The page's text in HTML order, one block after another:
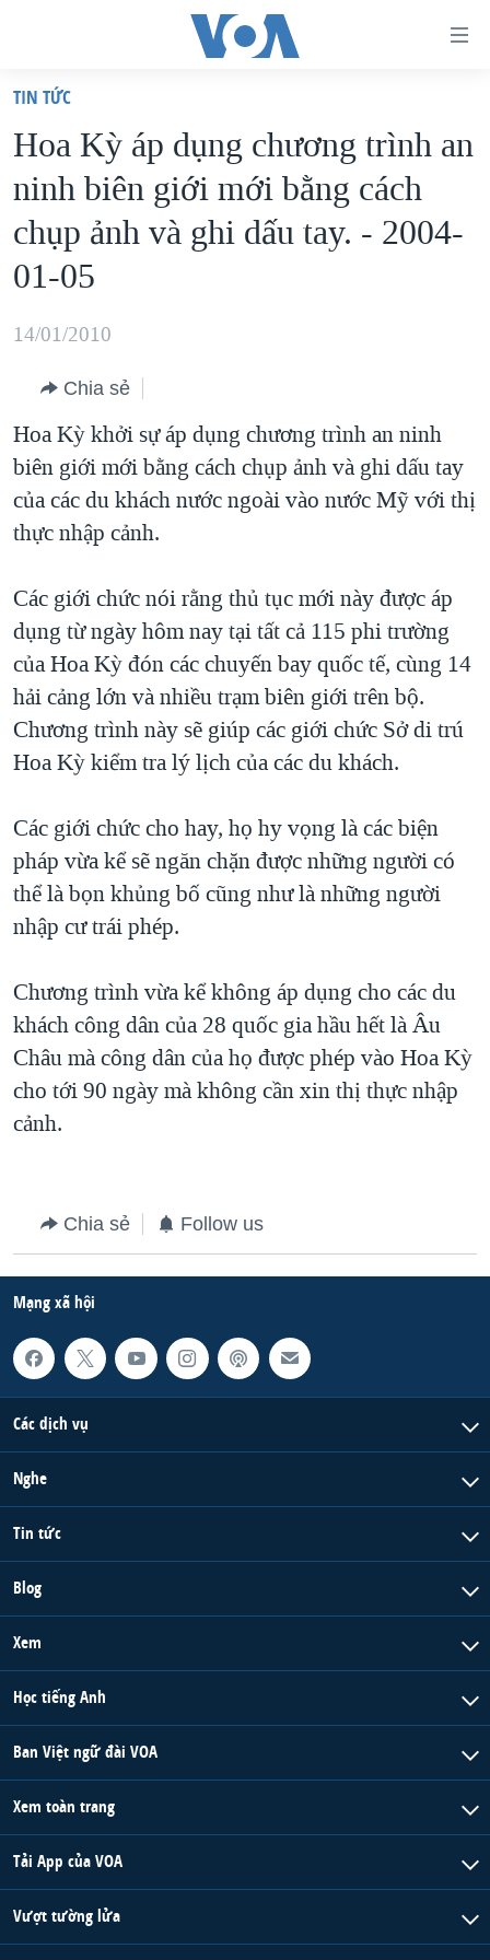
truy
cập
Tới
nội
chính
Tới
hướng
chính
Đi
"Tìm"
VIỆT NAM
HOA KỲ
BIỂN ĐÔNG
THẾ GIỚI
MỤC
TỰ DO BÁO CHÍ
VẠCH TRẦN TIN GIẢ
NGƯỜI VIỆT HẢI NGOẠI
KINH TẾ
KHOA HỌC
SỨC KHOẺ
VĂN HOÁ
THỂ THAO
CHUYÊN ĐỀ
CHIẾN TRANH THƯƠNG MẠI CỦA MỸ: QUÁ KHỨ VÀ HIỆN
TẠI
HÀNH TRÌNH BẦU CỬ 2024
GIẢI MÃ VÀNH ĐAI & CON ĐƯỜNG
NGÀY TỊ NẠN THẾ GIỚI
TRỊNH VĨNH BÌNH - NGƯỜI HẠ 'BÊN THẮNG CUỘC'
GROUND ZERO – XƯA VÀ NAY
CHI PHÍ CHIẾN TRANH AFGHANISTAN
THƯỢNG ĐỈNH TRUMP-KIM TẠI VIỆT NAM
TRỊNH VĨNH BÌNH VS. CHÍNH PHỦ VIỆT NAM
NGƯ DÂN VIỆT VÀ LÀN SÓNG TRỘM HẢI SÂM
QUAN HỆ VIỆT MỸ
HỌC TIẾNG ANH
VIDEO
NGHE
MẠNG XÃ HỘI
Ngôn ngữ khác
TIN TỨC
Hoa Kỳ áp dụng chương trình an
ninh biên giới mới bằng cách
chụp ảnh và ghi dấu tay. - 2004-
01-05
14/01/2010
Chia sẻ
Hoa Kỳ khởi sự áp dụng chương trình an ninh
biên giới mới bằng cách chụp ảnh và ghi dấu tay
của các du khách nước ngoài vào nước Mỹ với thị
thực nhập cảnh.
Các giới chức nói rằng thủ tục mới này được áp
dụng từ ngày hôm nay tại tất cả 115 phi trường
của Hoa Kỳ đón các chuyến bay quốc tế, cùng 14
hải cảng lớn và nhiều trạm biên giới trên bộ.
Chương trình này sẽ giúp các giới chức Sở di trú
Hoa Kỳ kiểm tra lý lịch của các du khách.
Các giới chức cho hay, họ hy vọng là các biện
pháp vừa kể sẽ ngăn chặn được những người có
thể là bọn khủng bố cũng như là những người
nhập cư trái phép.
Chương trình vừa kể không áp dụng cho các du
khách công dân của 28 quốc gia hầu hết là Âu
Châu mà công dân của họ được phép vào Hoa Kỳ
cho tới 90 ngày mà không cần xin thị thực nhập
cảnh.
Chia sẻ Follow us
Mạng xã hội
Các dịch vụ
Nghe
Tin tức
Blog
Xem
Học tiếng Anh
Ban Việt ngữ đài VOA
Xem toàn trang
Tải App của VOA
Vượt tường lửa